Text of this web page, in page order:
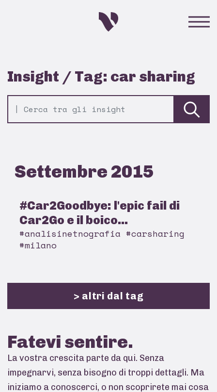
Insight / Tag: car sharing
Settembre 2015
#Car2Goodbye: l'epic fail di
Car2Go e il boico...
#analisinetnografia #carsharing
#milano
> altri dal tag
Fatevi sentire.
La vostra crescita parte da qui. Senza
impegnarvi, senza bisogno di troppi dettagli. Ma
iniziamo a conoscerci, o non scoprirete mai cosa